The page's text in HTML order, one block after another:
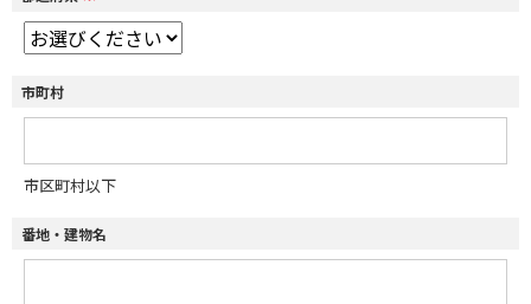
市町村
市区町村以下
番地・建物名